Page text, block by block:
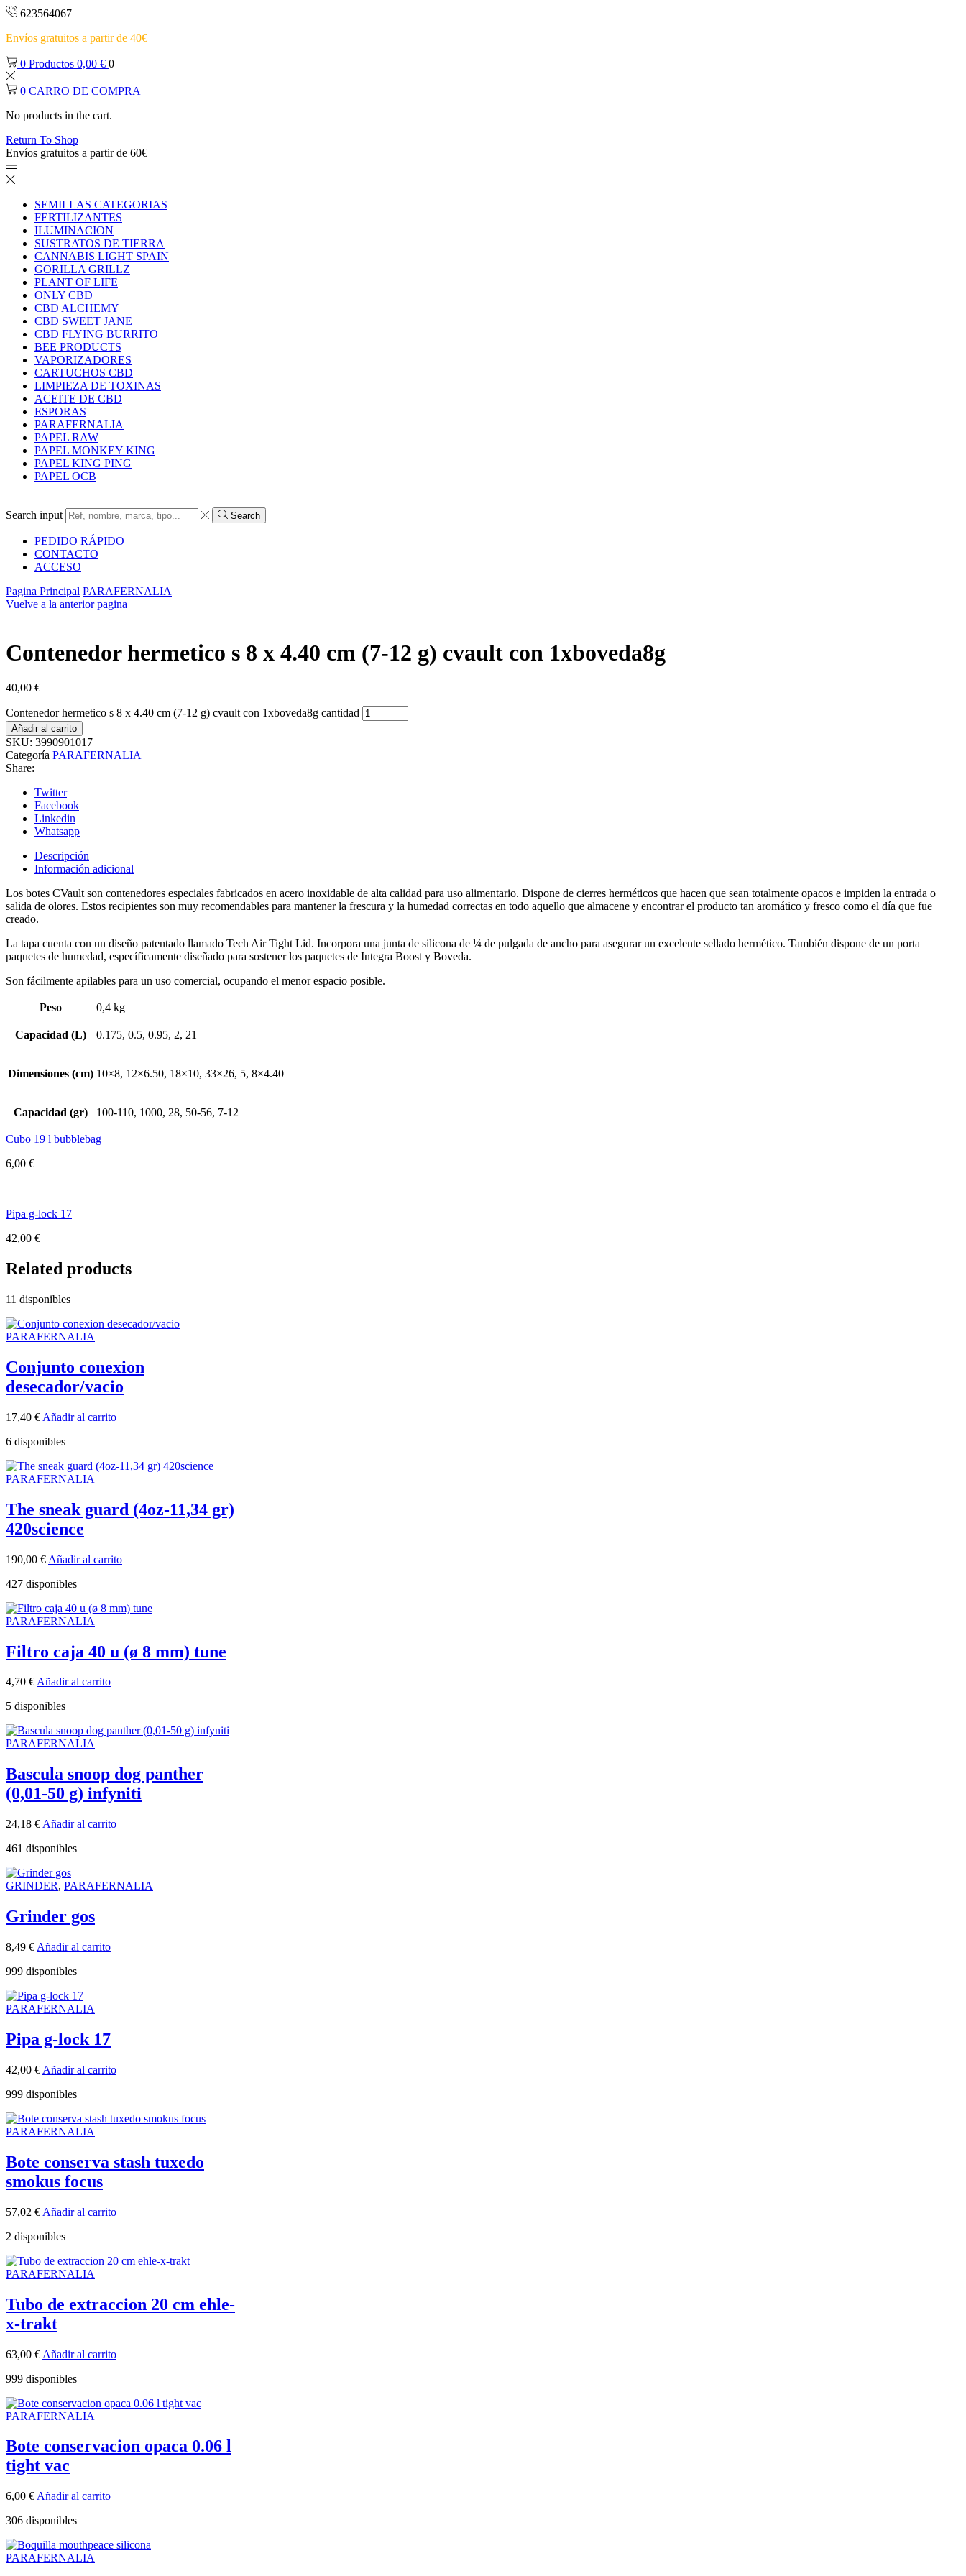
623564067
Envíos gratuitos a partir de 40€
0 Productos 0,00 € 0
0 CARRO DE COMPRA
No products in the cart.
Return To Shop
Envíos gratuitos a partir de 60€
SEMILLAS CATEGORIAS
FERTILIZANTES
ILUMINACION
SUSTRATOS DE TIERRA
CANNABIS LIGHT SPAIN
GORILLA GRILLZ
PLANT OF LIFE
ONLY CBD
CBD ALCHEMY
CBD SWEET JANE
CBD FLYING BURRITO
BEE PRODUCTS
VAPORIZADORES
CARTUCHOS CBD
LIMPIEZA DE TOXINAS
ACEITE DE CBD
ESPORAS
PARAFERNALIA
PAPEL RAW
PAPEL MONKEY KING
PAPEL KING PING
PAPEL OCB
Search input Search
PEDIDO RÁPIDO
CONTACTO
ACCESO
Pagina Principal PARAFERNALIA
Vuelve a la anterior pagina
Contenedor hermetico s 8 x 4.40 cm (7-12 g) cvault con 1xboveda8g
40,00 €
Contenedor hermetico s 8 x 4.40 cm (7-12 g) cvault con 1xboveda8g cantidad
Añadir al carrito
SKU: 3990901017
Categoría PARAFERNALIA
Share:
Twitter
Facebook
Linkedin
Whatsapp
Descripción
Información adicional
Los botes CVault son contenedores especiales fabricados en acero inoxidable de alta calidad para uso alimentario. Dispone de cierres herméticos que hacen que sean totalmente opacos e impiden la entrada o
salida de olores. Estos recipientes son muy recomendables para mantener la frescura y la humedad correctas en todo aquello que almacene y encontrar el producto tan aromático y fresco como el día que fue
creado.
La tapa cuenta con un diseño patentado llamado Tech Air Tight Lid. Incorpora una junta de silicona de ¼ de pulgada de ancho para asegurar un excelente sellado hermético. También dispone de un porta
paquetes de humedad, específicamente diseñado para sostener los paquetes de Integra Boost y Boveda.
Son fácilmente apilables para un uso comercial, ocupando el menor espacio posible.
Peso 0,4 kg
Capacidad (L) 0.175, 0.5, 0.95, 2, 21
Dimensiones (cm) 10×8, 12×6.50, 18×10, 33×26, 5, 8×4.40
Capacidad (gr) 100-110, 1000, 28, 50-56, 7-12
Cubo 19 l bubblebag
6,00 €
Pipa g-lock 17
42,00 €
Related products
11 disponibles
PARAFERNALIA
Conjunto conexion
desecador/vacio
17,40 € Añadir al carrito
6 disponibles
PARAFERNALIA
The sneak guard (4oz-11,34 gr)
420science
190,00 € Añadir al carrito
427 disponibles
PARAFERNALIA
Filtro caja 40 u (ø 8 mm) tune
4,70 €Añadir al carrito
5 disponibles
PARAFERNALIA
Bascula snoop dog panther
(0,01-50 g) infyniti
24,18 € Añadir al carrito
461 disponibles
GRINDER, PARAFERNALIA
Grinder gos
8,49 € Añadir al carrito
999 disponibles
PARAFERNALIA
Pipa g-lock 17
42,00 € Añadir al carrito
999 disponibles
PARAFERNALIA
Bote conserva stash tuxedo
smokus focus
57,02 € Añadir al carrito
2 disponibles
PARAFERNALIA
Tubo de extraccion 20 cm ehle-
x-trakt
63,00 € Añadir al carrito
999 disponibles
PARAFERNALIA
Bote conservacion opaca 0.06 l
tight vac
6,00 € Añadir al carrito
306 disponibles
PARAFERNALIA